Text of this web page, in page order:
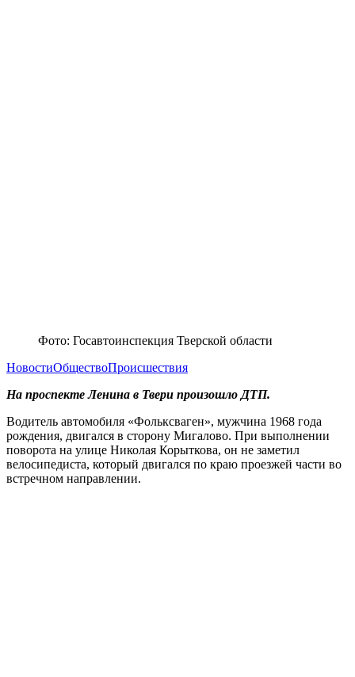
Фото: Госавтоинспекция Тверской области
НовостиОбществоПроисшествия
На проспекте Ленина в Твери произошло ДТП.
Водитель автомобиля «Фольксваген», мужчина 1968 года
рождения, двигался в сторону Мигалово. При выполнении
поворота на улице Николая Корыткова, он не заметил
велосипедиста, который двигался по краю проезжей части во
встречном направлении.